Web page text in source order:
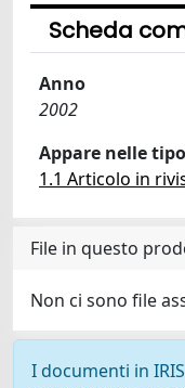
Scheda
Anno
2002
Appare nelle
1.1 Articolo in
File in questo
Non ci sono file
I documenti in